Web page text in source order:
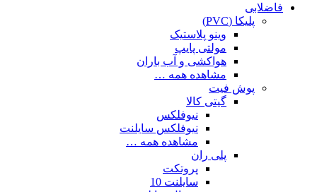
فاضلابی
پلیکا (PVC)
وینو پلاستیک
مولتی پایپ
هواکشی و آب باران
مشاهده همه …
پوش فیت
گیتی کالا
نیوفلکس
نیوفلکس سایلنت
مشاهده همه …
پلی ران
پروتکت
سایلنت 10